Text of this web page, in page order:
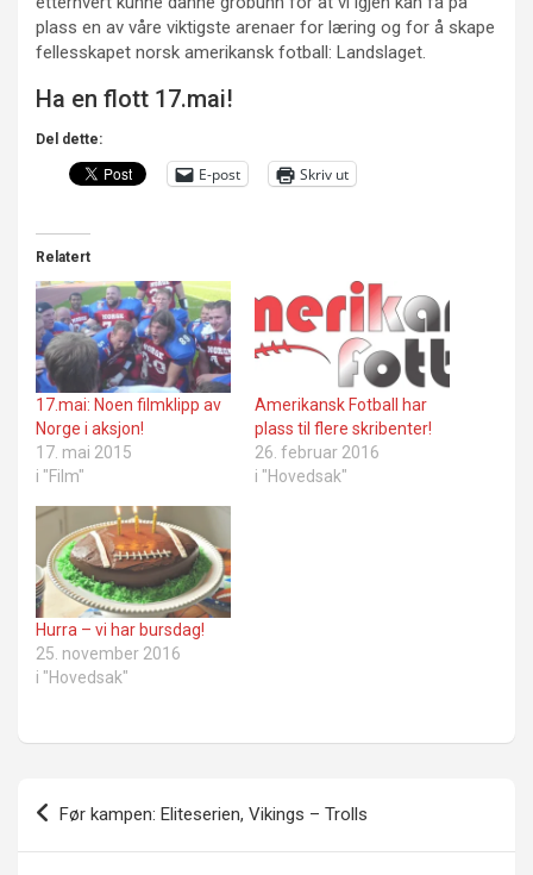
plass en av våre viktigste arenaer for læring og for å skape
fellesskapet norsk amerikansk fotball: Landslaget.
Ha en flott 17.mai!
Del dette:
E-post Skriv ut
Relatert
17.mai: Noen filmklipp av
Norge i aksjon!
17. mai 2015
i "Film"
Amerikansk Fotball har
plass til flere skribenter!
26. februar 2016
i "Hovedsak"
Hurra – vi har bursdag!
25. november 2016
i "Hovedsak"
Innleggsnavigasjon
Før kampen: Eliteserien, Vikings – Trolls